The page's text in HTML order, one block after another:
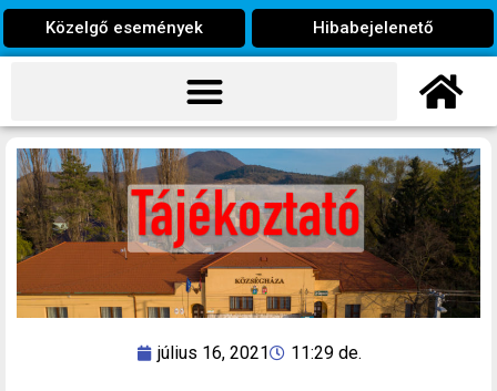
Közelgő események Hibabejelenető
július 16, 2021 11:29 de.